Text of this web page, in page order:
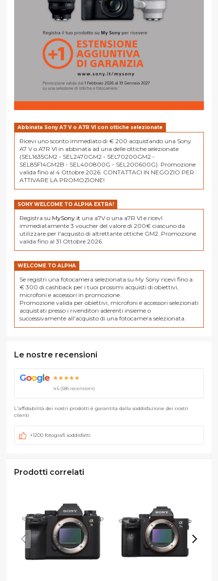
Abbinata Sony A7 V o A7R VI con ottiche selezionate
Ricevi uno sconto immediato di € 200 acquistando una Sony
A7 V o A7R VI in abbinata ad una delle ottiche selezionate
(SEL1635GM2 - SEL2470GM2 - SEL70200GM2 -
SEL85F14GM2B - SEL400800G - SEL200600G). Promozione
valida fino al 4 Ottobre 2026. CONTATTACI IN NEGOZIO PER
ATTIVARE LA PROMOZIONE!
SONY WELCOME TO ALPHA EXTRA!
Registra su MySony.it una a7V o una a7R VI e ricevI
immediatamente 3 voucher del valore di 200€ ciascuno da
utilizzare per l'acquisto di altrettante ottiche GM2. Promozione
valida fino al 31 Ottobre 2026.
WELCOME TO ALPHA
Se registri una fotocamera selezionata su My Sony ricevi fino a
€ 300 di cashback per i tuoi prossimi acquisti di obiettivi,
microfoni e accessori in promozione.
Promozione valida per obiettivi, microfoni e accessori selezionati
acquistati presso i rivenditori aderenti insieme o
successivamente all'acquisto di una fotocamera selezionata.
Le nostre recensioni
Goog e ★★★★★
4.6 (586 recensioni)
L'affidabilità dei nostri prodotti è garantita dalla soddisfazione dei nostri
clienti
+1200 fotografi soddisfatti
Prodotti correlati